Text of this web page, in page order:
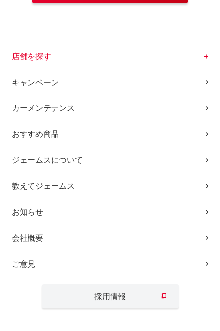
店舗を探す
キャンペーン
カーメンテナンス
おすすめ商品
ジェームスについて
教えてジェームス
お知らせ
会社概要
ご意見
採用情報